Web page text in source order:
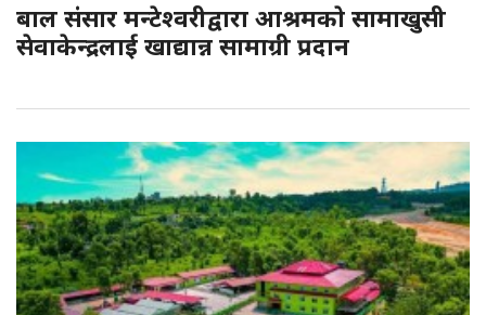
बाल संसार मन्टेश्वरीद्वारा आश्रमकाे सामाखुसी
सेवाकेन्द्रलाई खाद्यान्न सामाग्री प्रदान